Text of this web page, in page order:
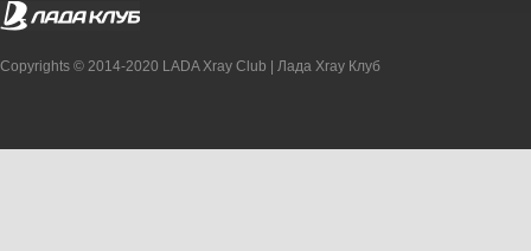
Copyrights © 2014-2020 LADA Xray Club | Лада Xray Клуб